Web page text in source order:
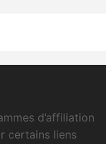
d’affiliation
certains liens